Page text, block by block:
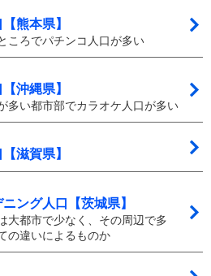
熊本県】
ころでパチンコ人口が多い
沖縄県】
多い都市部でカラオケ人口が多い
滋賀県】
ング人口【茨城県】
大都市で少なく、その周辺で多
の違いによるものか